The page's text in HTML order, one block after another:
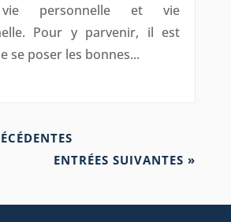
vie personnelle et vie
Pour y parvenir, il est
se poser les bonnes...
ENTRÉES SUIVANTES »